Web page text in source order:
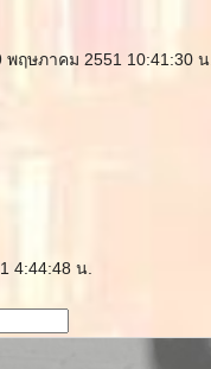
ฤษภาคม 2551 10:41:30 น.
4:44:48 น.